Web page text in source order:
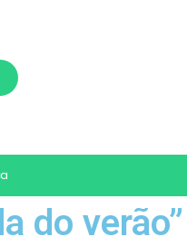
do verão”